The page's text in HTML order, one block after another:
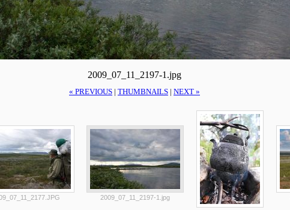
2009_07_11_2197-1.jpg
« PREVIOUS THUMBNAILS NEXT »
2009_07_11_2197-1.jpg